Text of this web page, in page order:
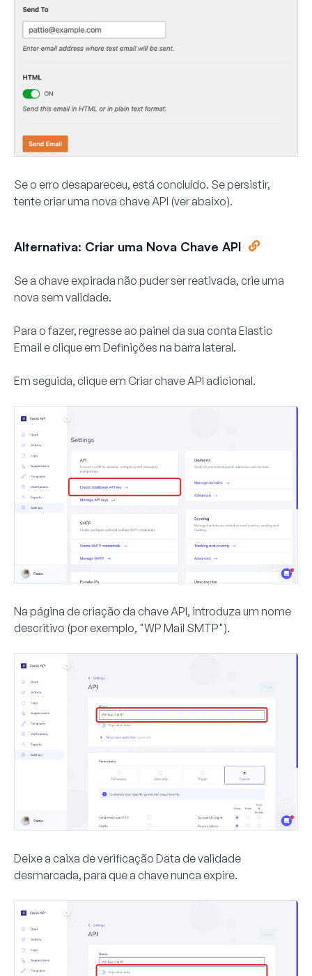
Se o erro desapareceu, está concluído. Se persistir,
tente criar uma nova chave API (ver abaixo).
Alternativa: Criar uma Nova Chave API
Se a chave expirada não puder ser reativada, crie uma
nova sem validade.
Para o fazer, regresse ao painel da sua conta Elastic
Email e clique em Definições na barra lateral.
Em seguida, clique em Criar chave API adicional.
Na página de criação da chave API, introduza um nome
descritivo (por exemplo, "WP Mail SMTP").
Deixe a caixa de verificação Data de validade
desmarcada, para que a chave nunca expire.